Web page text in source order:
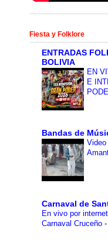
Fiesta y Folklore
ENTRADAS
BOLIVIA
EN
E
Bandas de
Video
Carnaval de
En vivo por
Carnaval Cruceño -